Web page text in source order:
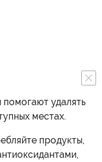
помогают удалять
местах.
продукты,